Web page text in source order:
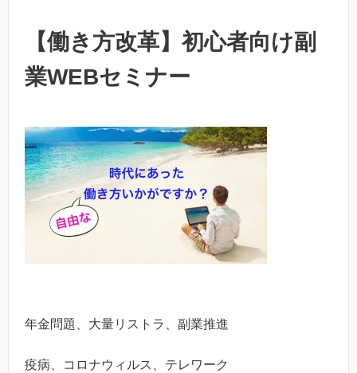
【働き方改革】初心者向け副
業WEBセミナー
年金問題、大量リストラ、副業推進
疫病、コロナウィルス、テレワーク